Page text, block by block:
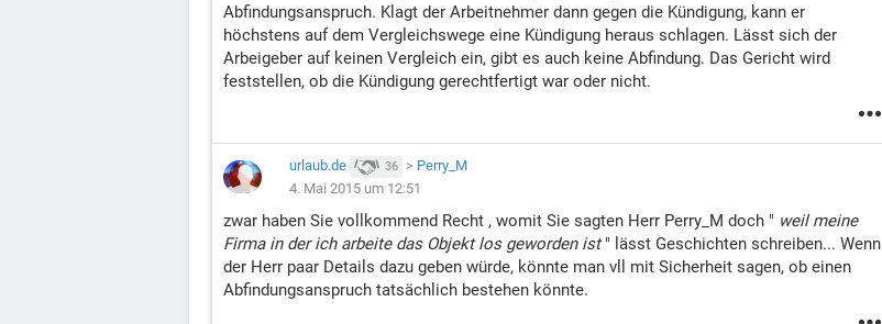
Abfindungsanspruch. Klagt der Arbeitnehmer dann gegen die Kündigung, kann er
höchstens auf dem Vergleichswege eine Kündigung heraus schlagen. Lässt sich der
Arbeigeber auf keinen Vergleich ein, gibt es auch keine Abfindung. Das Gericht wird
feststellen, ob die Kündigung gerechtfertigt war oder nicht.
urlaub.de 36 > Perry_M
4. Mai 2015 um 12:51
zwar haben Sie vollkommend Recht , womit Sie sagten Herr Perry_M doch " weil meine
Firma in der ich arbeite das Objekt los geworden ist" lässt Geschichten schreiben... Wenn
der Herr paar Details dazu geben würde, könnte man vll mit Sicherheit sagen, ob einen
Abfindungsanspruch tatsächlich bestehen könnte.